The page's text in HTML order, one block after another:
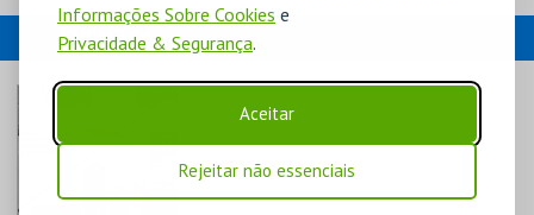
Informações Sobre Cookies e
Privacidade & Segurança.
Aceitar
Rejeitar não essenciais
EVENTOS